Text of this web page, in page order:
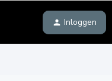
Inloggen